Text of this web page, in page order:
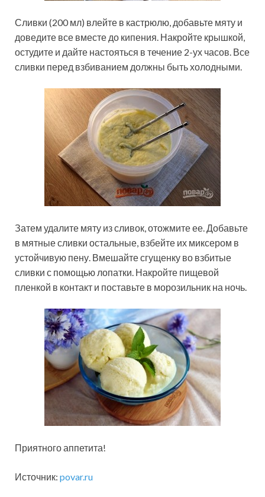
Сливки (200 мл) влейте в кастрюлю, добавьте мяту и
доведите все вместе до кипения. Накройте крышкой,
остудите и дайте настояться в течение 2-ух часов. Все
сливки перед взбиванием должны быть холодными.
Затем удалите мяту из сливок, отожмите ее. Добавьте
в мятные сливки остальные, взбейте их миксером в
устойчивую пену. Вмешайте сгущенку во взбитые
сливки с помощью лопатки. Накройте пищевой
пленкой в контакт и поставьте в морозильник на ночь.
Приятного аппетита!
Источник: povar.ru